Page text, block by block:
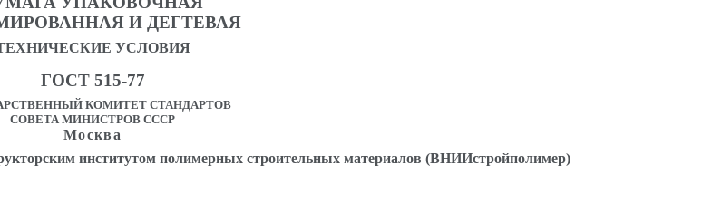
И ДЕГТЕВАЯ
УСЛОВИЯ
ГОСТ 515-77
КОМИТЕТ СТАНДАРТОВ
СОВЕТА МИНИСТРОВ СССР
Москва
институтом полимерных строительных материалов (ВНИИстройполимер)